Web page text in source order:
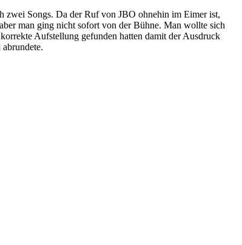
zwei Songs. Da der Ruf von JBO ohnehin im Eimer ist,
man ging nicht sofort von der Bühne. Man wollte sich
Aufstellung gefunden hatten damit der Ausdruck